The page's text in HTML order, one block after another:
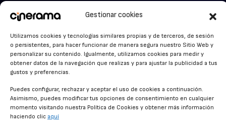
Gestionar cookies
Utilizamos cookies y tecnologías similares propias y de terceros, de sesión
o persistentes, para hacer funcionar de manera segura nuestro Sitio Web y
personalizar su contenido. Igualmente, utilizamos cookies para medir y
obtener datos de la navegación que realizas y para ajustar la publicidad a tus
gustos y preferencias.
Puedes configurar, rechazar y aceptar el uso de cookies a continuación.
Asimismo, puedes modificar tus opciones de consentimiento en cualquier
momento visitando nuestra Política de Cookies y obtener más información
haciendo clic aquí
ALFOMBRA ROJA
ANUNCIOS DE CINE